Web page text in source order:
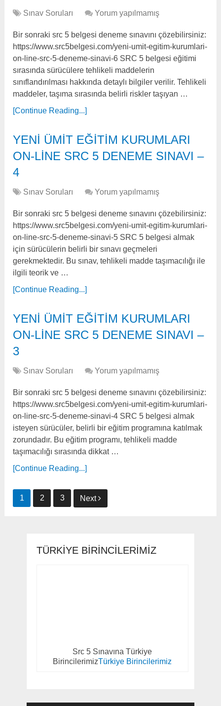
Sınav Soruları Yorum yapılmamış
Bir sonraki src 5 belgesi deneme sınavını çözebilirsiniz:
https://www.src5belgesi.com/yeni-umit-egitim-kurumlari-
on-line-src-5-deneme-sinavi-6 SRC 5 belgesi eğitimi
sırasında sürücülere tehlikeli maddelerin
sınıflandırılması hakkında detaylı bilgiler verilir. Tehlikeli
maddeler, taşıma sırasında belirli riskler taşıyan …
[Continue Reading...]
YENİ ÜMİT EĞİTİM KURUMLARI
ON-LİNE SRC 5 DENEME SINAVI –
4
Sınav Soruları Yorum yapılmamış
Bir sonraki src 5 belgesi deneme sınavını çözebilirsiniz:
https://www.src5belgesi.com/yeni-umit-egitim-kurumlari-
on-line-src-5-deneme-sinavi-5 SRC 5 belgesi almak
için sürücülerin belirli bir sınavı geçmeleri
gerekmektedir. Bu sınav, tehlikeli madde taşımacılığı ile
ilgili teorik ve …
[Continue Reading...]
YENİ ÜMİT EĞİTİM KURUMLARI
ON-LİNE SRC 5 DENEME SINAVI –
3
Sınav Soruları Yorum yapılmamış
Bir sonraki src 5 belgesi deneme sınavını çözebilirsiniz:
https://www.src5belgesi.com/yeni-umit-egitim-kurumlari-
on-line-src-5-deneme-sinavi-4 SRC 5 belgesi almak
isteyen sürücüler, belirli bir eğitim programına katılmak
zorundadır. Bu eğitim programı, tehlikeli madde
taşımacılığı sırasında dikkat …
[Continue Reading...]
Yazı
1 2 3 Next
TÜRKIYE BIRINCILERIMIZ
Src 5 Sınavına Türkiye
BirincilerimizTürkiye Birincilerimiz